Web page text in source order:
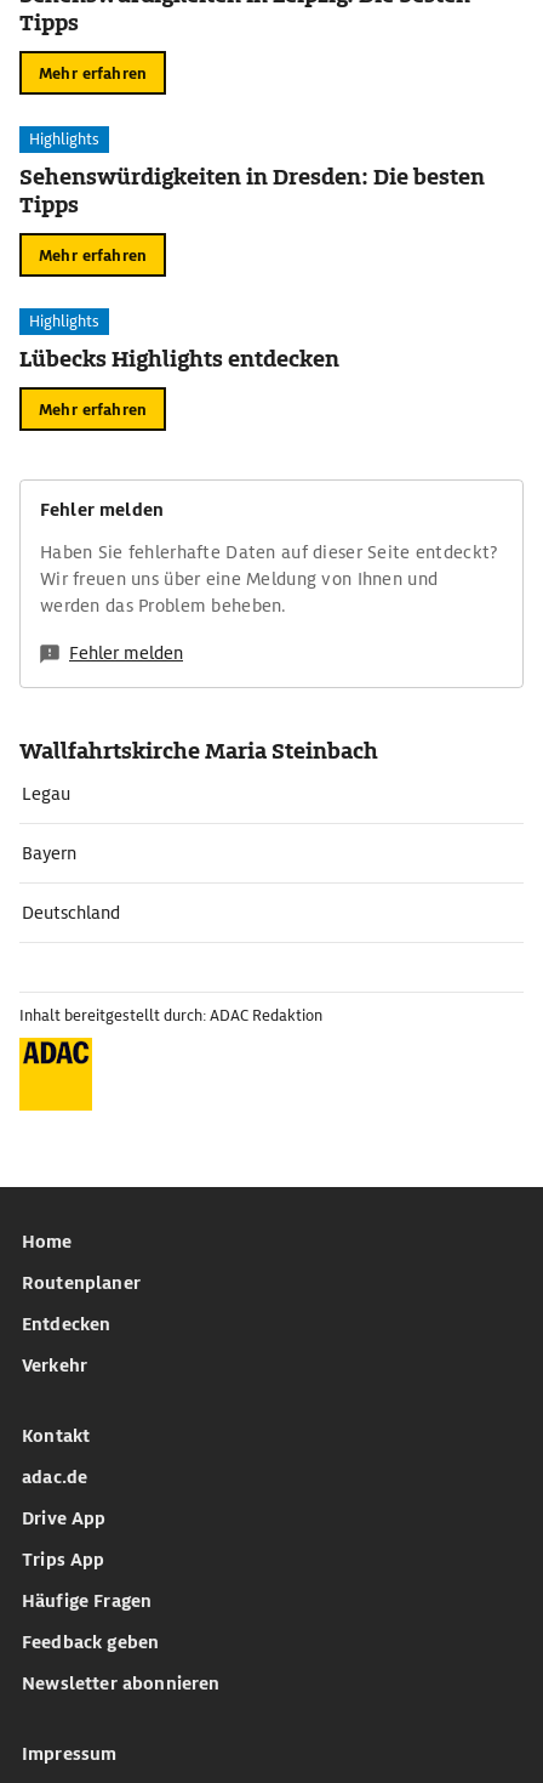
Tipps
Mehr erfahren
Highlights
Sehenswürdigkeiten in Dresden: Die besten
Tipps
Mehr erfahren
Highlights
Lübecks Highlights entdecken
Mehr erfahren
Fehler melden
Haben Sie fehlerhafte Daten auf dieser Seite entdeckt?
Wir freuen uns über eine Meldung von Ihnen und
werden das Problem beheben.
Fehler melden
Wallfahrtskirche Maria Steinbach
Legau
Bayern
Deutschland
Inhalt bereitgestellt durch: ADAC Redaktion
Home
Routenplaner
Entdecken
Verkehr
Kontakt
adac.de
Drive App
Trips App
Häufige Fragen
Feedback geben
Newsletter abonnieren
Impressum